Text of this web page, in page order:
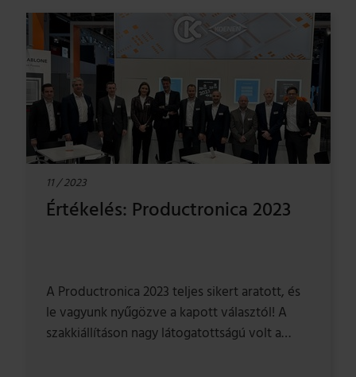
11 / 2023
Értékelés: Productronica 2023
A Productronica 2023 teljes sikert aratott, és
le vagyunk nyűgözve a kapott választól! A
szakkiállításon nagy látogatottságú volt a…